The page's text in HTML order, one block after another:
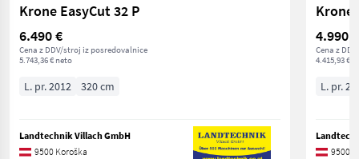
Krone EasyCut 32 P
6.490 €
Cena z DDV/stroj iz posredovalnice
5.743,36 € neto
L. pr. 2012 320 cm
Landtechnik Villach GmbH
9500 Koroška
Krone
4.990 €
Cena z
4.415,93 €
L. pr.
9500